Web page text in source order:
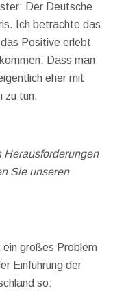
Der Deutsche
Ich betrachte das
Positive erlebt
Dass man
eher mit
zu tun.
Herausforderungen
Sie unseren
großes Problem
Einführung der
so: